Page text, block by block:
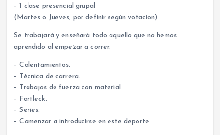
– 1 clase presencial grupal
(Martes o Jueves, por definir según votacion).
Se trabajará y enseñará todo aquello que no hemos
aprendido al empezar a correr.
– Calentamientos.
– Técnica de carrera.
– Trabajos de fuerza con material
– Fartleck.
– Series.
– Comenzar a introducirse en este deporte.